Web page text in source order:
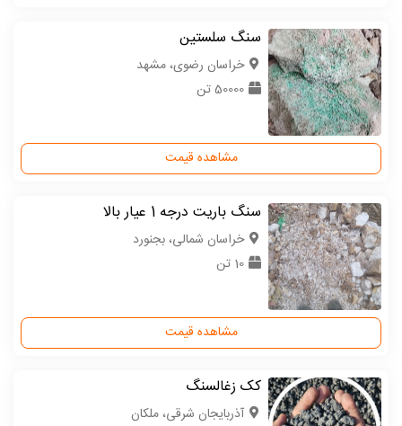
سنگ سلستین
خراسان رضوی، مشهد
50000 تن
مشاهده قیمت
سنگ باریت درجه 1 عیار بالا
خراسان شمالی، بجنورد
10 تن
مشاهده قیمت
کک زغالسنگ
آذربایجان شرقی، ملکان